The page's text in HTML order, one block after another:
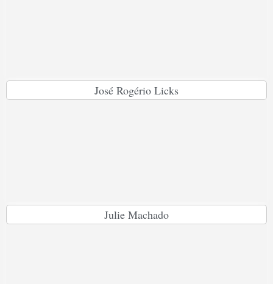
José Rogério Licks
Julie Machado